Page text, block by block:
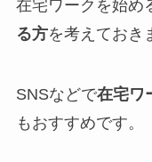
在宅ワークを始め
る方を考えておき
SNSなどで在宅ワ
もおすすめです。